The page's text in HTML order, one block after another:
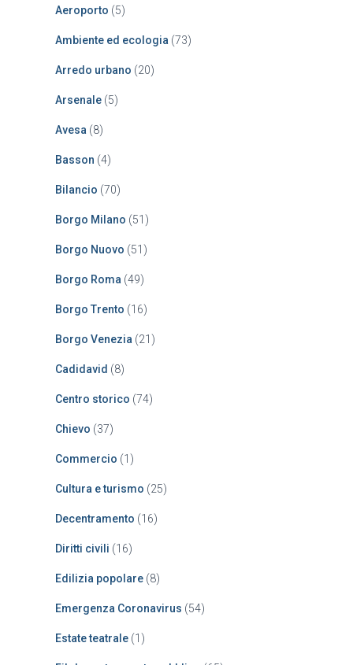
Aeroporto (5)
Ambiente ed ecologia (73)
Arredo urbano (20)
Arsenale (5)
Avesa (8)
Basson (4)
Bilancio (70)
Borgo Milano (51)
Borgo Nuovo (51)
Borgo Roma (49)
Borgo Trento (16)
Borgo Venezia (21)
Cadidavid (8)
Centro storico (74)
Chievo (37)
Commercio (1)
Cultura e turismo (25)
Decentramento (16)
Diritti civili (16)
Edilizia popolare (8)
Emergenza Coronavirus (54)
Estate teatrale (1)